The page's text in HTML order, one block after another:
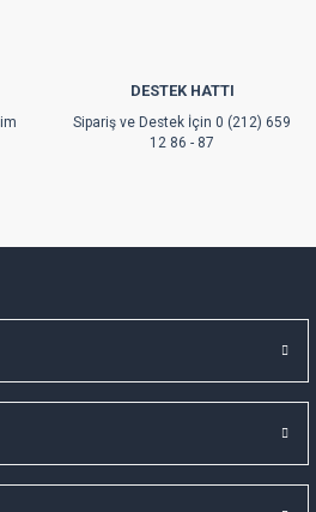
DESTEK HATTI
Sipariş ve Destek İçin 0 (212) 659
12 86 - 87